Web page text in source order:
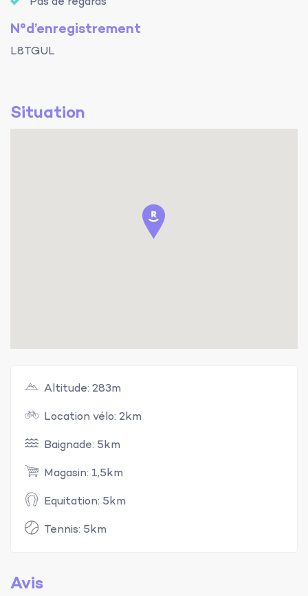
N°d’enregistrement
L8TGUL
Situation
Altitude: 283m
Location vélo: 2km
Baignade: 5km
Magasin: 1,5km
Equitation: 5km
Tennis: 5km
Avis